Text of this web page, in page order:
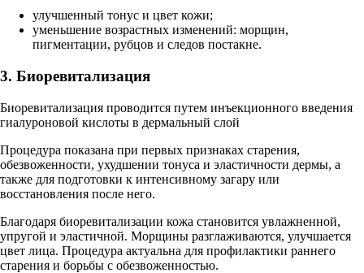
улучшенный тонус и цвет кожи;
уменьшение возрастных изменений: морщин,
пигментации, рубцов и следов постакне.
3. Биоревитализация
Биоревитализация проводится путем инъекционного введения
гиалуроновой кислоты в дермальный слой
Процедура показана при первых признаках старения,
обезвоженности, ухудшении тонуса и эластичности дермы, а
также для подготовки к интенсивному загару или
восстановления после него.
Благодаря биоревитализации кожа становится увлажненной,
упругой и эластичной. Морщины разглаживаются, улучшается
цвет лица. Процедура актуальна для профилактики раннего
старения и борьбы с обезвоженностью.